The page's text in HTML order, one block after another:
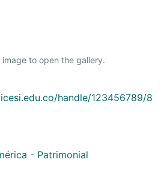
image to open the gallery.
handle/123456789/8
- Patrimonial